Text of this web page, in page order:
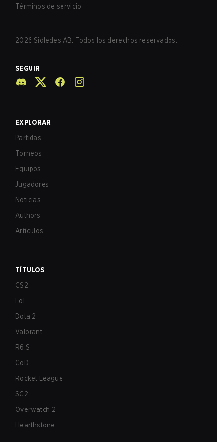
Términos de servicio
2026 Sidledes AB. Todos los derechos reservados.
SEGUIR
EXPLORAR
Partidas
Torneos
Equipos
Jugadores
Noticias
Authors
Artículos
TÍTULOS
CS2
LoL
Dota 2
Valorant
R6:S
CoD
Rocket League
SC2
Overwatch 2
Hearthstone